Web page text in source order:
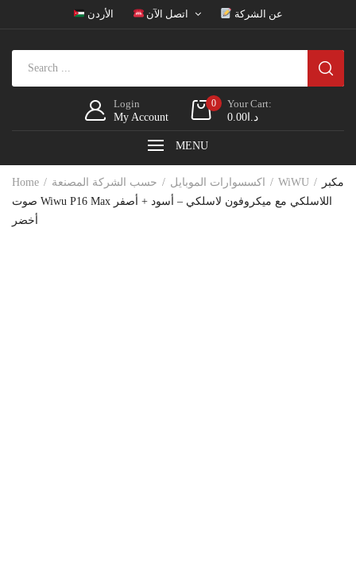
الأردن اتصل الآن عن الشركة
Login
My Account
0
Your Cart:
د.ا0.00
MENU
Home اكسسوارات الموبايل حسب الشركة المصنعة WiWU
مكبر
صوت Wiwu P16 Max اللاسلكي مع ميكروفون لاسلكي – أسود + أصفر
أخضر